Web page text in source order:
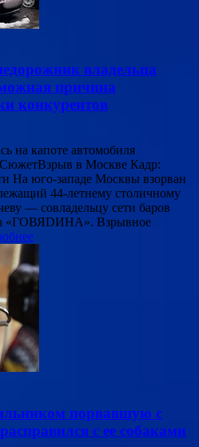
владельца
причина
конкурентов
на капоте автомобиля
в Москве Кадр:
На юго-западе Москвы взорван
44-летнему столичному
— совладельцу сети баров
«ГОВЯDИНА». Взрывное
порвавшую с
с ее собаками